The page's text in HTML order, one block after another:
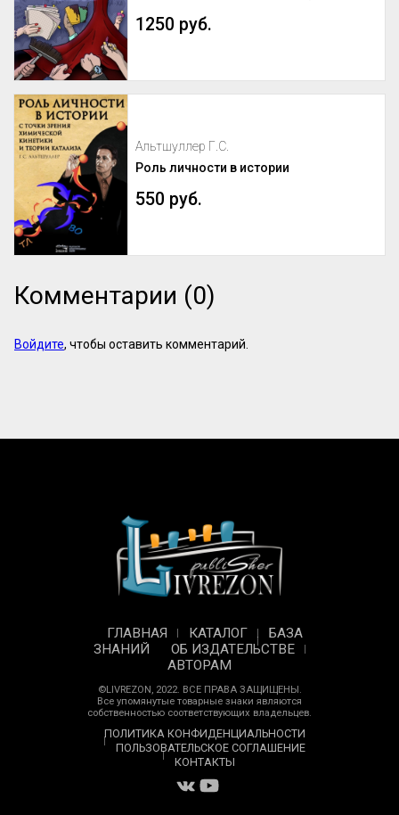
1250 руб.
Альтшуллер Г.С.
Роль личности в истории
550 руб.
Комментарии (0)
Войдите, чтобы оставить комментарий.
ГЛАВНАЯ КАТАЛОГ
БАЗА
ЗНАНИЙ
ОБ ИЗДАТЕЛЬСТВЕ
АВТОРАМ
©LIVREZON, 2022. ВСЕ ПРАВА ЗАЩИЩЕНЫ.
Все упомянутые товарные знаки являются
собственностью соответствующих владельцев.
ПОЛИТИКА КОНФИДЕНЦИАЛЬНОСТИ
ПОЛЬЗОВАТЕЛЬСКОЕ СОГЛАШЕНИЕ
КОНТАКТЫ